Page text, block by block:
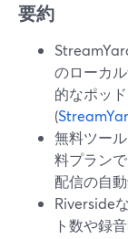
要約
のローカ
的なポッ
(
無料ツー
料プラン
配信の自
Riverside
ト数や録